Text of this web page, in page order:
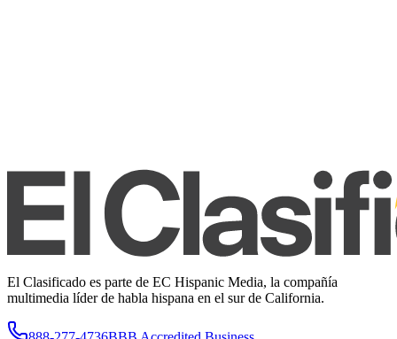
El Clasificado es parte de EC Hispanic Media, la compañía
multimedia líder de habla hispana en el sur de California.